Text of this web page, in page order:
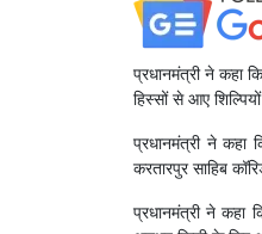
प्रधानमंत्री ने कहा
हिस्सों से आए
प्रधानमंत्री ने
करतारपुर साहिब
प्रधानमंत्री ने